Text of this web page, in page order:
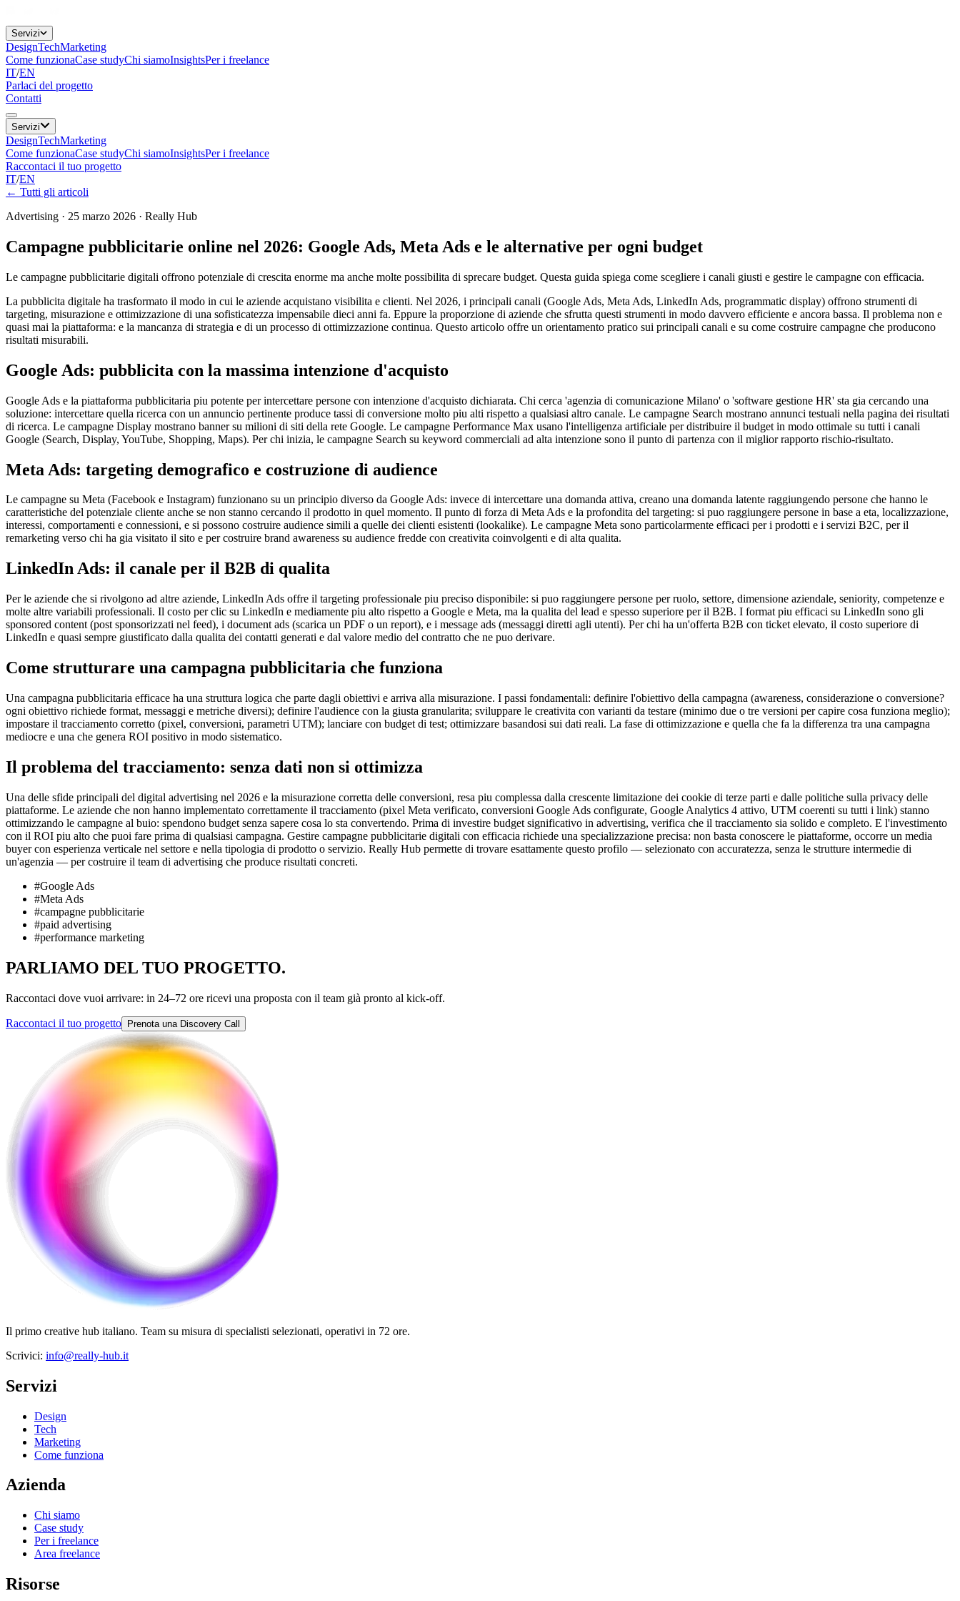
Servizi
DesignTechMarketing
Come funzionaCase studyChi siamoInsightsPer i freelance
IT/EN
Parlaci del progetto
Contatti
Servizi
DesignTechMarketing
Come funzionaCase studyChi siamoInsightsPer i freelance
Raccontaci il tuo progetto
IT/EN
← Tutti gli articoli
Advertising · 25 marzo 2026 · Really Hub
Campagne pubblicitarie online nel 2026: Google Ads, Meta Ads e le alternative per ogni budget
Le campagne pubblicitarie digitali offrono potenziale di crescita enorme ma anche molte possibilita di sprecare budget. Questa guida spiega come scegliere i canali giusti e gestire le campagne con efficacia.
La pubblicita digitale ha trasformato il modo in cui le aziende acquistano visibilita e clienti. Nel 2026, i principali canali (Google Ads, Meta Ads, LinkedIn Ads, programmatic display) offrono strumenti di
targeting, misurazione e ottimizzazione di una sofisticatezza impensabile dieci anni fa. Eppure la proporzione di aziende che sfrutta questi strumenti in modo davvero efficiente e ancora bassa. Il problema non e
quasi mai la piattaforma: e la mancanza di strategia e di un processo di ottimizzazione continua. Questo articolo offre un orientamento pratico sui principali canali e su come costruire campagne che producono
risultati misurabili.
Google Ads: pubblicita con la massima intenzione d'acquisto
Google Ads e la piattaforma pubblicitaria piu potente per intercettare persone con intenzione d'acquisto dichiarata. Chi cerca 'agenzia di comunicazione Milano' o 'software gestione HR' sta gia cercando una
soluzione: intercettare quella ricerca con un annuncio pertinente produce tassi di conversione molto piu alti rispetto a qualsiasi altro canale. Le campagne Search mostrano annunci testuali nella pagina dei risultati
di ricerca. Le campagne Display mostrano banner su milioni di siti della rete Google. Le campagne Performance Max usano l'intelligenza artificiale per distribuire il budget in modo ottimale su tutti i canali
Google (Search, Display, YouTube, Shopping, Maps). Per chi inizia, le campagne Search su keyword commerciali ad alta intenzione sono il punto di partenza con il miglior rapporto rischio-risultato.
Meta Ads: targeting demografico e costruzione di audience
Le campagne su Meta (Facebook e Instagram) funzionano su un principio diverso da Google Ads: invece di intercettare una domanda attiva, creano una domanda latente raggiungendo persone che hanno le
caratteristiche del potenziale cliente anche se non stanno cercando il prodotto in quel momento. Il punto di forza di Meta Ads e la profondita del targeting: si puo raggiungere persone in base a eta, localizzazione,
interessi, comportamenti e connessioni, e si possono costruire audience simili a quelle dei clienti esistenti (lookalike). Le campagne Meta sono particolarmente efficaci per i prodotti e i servizi B2C, per il
remarketing verso chi ha gia visitato il sito e per costruire brand awareness su audience fredde con creativita coinvolgenti e di alta qualita.
LinkedIn Ads: il canale per il B2B di qualita
Per le aziende che si rivolgono ad altre aziende, LinkedIn Ads offre il targeting professionale piu preciso disponibile: si puo raggiungere persone per ruolo, settore, dimensione aziendale, seniority, competenze e
molte altre variabili professionali. Il costo per clic su LinkedIn e mediamente piu alto rispetto a Google e Meta, ma la qualita del lead e spesso superiore per il B2B. I format piu efficaci su LinkedIn sono gli
sponsored content (post sponsorizzati nel feed), i document ads (scarica un PDF o un report), e i message ads (messaggi diretti agli utenti). Per chi ha un'offerta B2B con ticket elevato, il costo superiore di
LinkedIn e quasi sempre giustificato dalla qualita dei contatti generati e dal valore medio del contratto che ne puo derivare.
Come strutturare una campagna pubblicitaria che funziona
Una campagna pubblicitaria efficace ha una struttura logica che parte dagli obiettivi e arriva alla misurazione. I passi fondamentali: definire l'obiettivo della campagna (awareness, considerazione o conversione?
ogni obiettivo richiede format, messaggi e metriche diversi); definire l'audience con la giusta granularita; sviluppare le creativita con varianti da testare (minimo due o tre versioni per capire cosa funziona meglio);
impostare il tracciamento corretto (pixel, conversioni, parametri UTM); lanciare con budget di test; ottimizzare basandosi sui dati reali. La fase di ottimizzazione e quella che fa la differenza tra una campagna
mediocre e una che genera ROI positivo in modo sistematico.
Il problema del tracciamento: senza dati non si ottimizza
Una delle sfide principali del digital advertising nel 2026 e la misurazione corretta delle conversioni, resa piu complessa dalla crescente limitazione dei cookie di terze parti e dalle politiche sulla privacy delle
piattaforme. Le aziende che non hanno implementato correttamente il tracciamento (pixel Meta verificato, conversioni Google Ads configurate, Google Analytics 4 attivo, UTM coerenti su tutti i link) stanno
ottimizzando le campagne al buio: spendono budget senza sapere cosa lo sta convertendo. Prima di investire budget significativo in advertising, verifica che il tracciamento sia solido e completo. E l'investimento
con il ROI piu alto che puoi fare prima di qualsiasi campagna. Gestire campagne pubblicitarie digitali con efficacia richiede una specializzazione precisa: non basta conoscere le piattaforme, occorre un media
buyer con esperienza verticale nel settore e nella tipologia di prodotto o servizio. Really Hub permette di trovare esattamente questo profilo — selezionato con accuratezza, senza le strutture intermedie di
un'agenzia — per costruire il team di advertising che produce risultati concreti.
#Google Ads
#Meta Ads
#campagne pubblicitarie
#paid advertising
#performance marketing
PARLIAMO DEL TUO PROGETTO.
Raccontaci dove vuoi arrivare: in 24–72 ore ricevi una proposta con il team già pronto al kick-off.
Raccontaci il tuo progetto Prenota una Discovery Call
Il primo creative hub italiano. Team su misura di specialisti selezionati, operativi in 72 ore.
Scrivici: info@really-hub.it
Servizi
Design
Tech
Marketing
Come funziona
Azienda
Chi siamo
Case study
Per i freelance
Area freelance
Risorse